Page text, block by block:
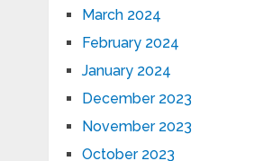
March 2024
February 2024
January 2024
December 2023
November 2023
October 2023